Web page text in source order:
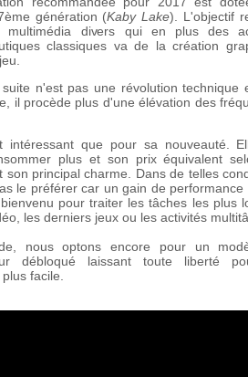
génération (Kaby Lake). L'objectif
divers qui en plus des
classiques va de la création
n'est pas une révolution technique
il procède plus d'une élévation des
intéressant que pour sa nouveauté.
plus et son prix équivalent
son principal charme. Dans de telles
le préférer car un gain de performance
pour traiter les tâches les plus
les derniers jeux ou les activités
nous optons encore pour un
débloqué laissant toute liberté
facile.